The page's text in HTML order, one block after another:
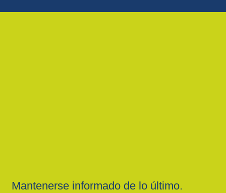
Mantenerse informado de lo último.